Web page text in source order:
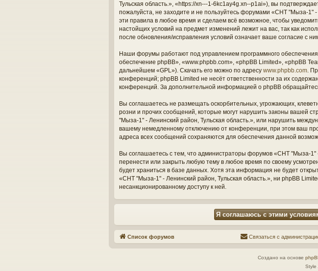
Тульская область.», «https://xn---1-6kc1ay4g.xn--p1ai»), вы
пожалуйста, не заходите и не пользуйтесь форумами «СНТ "Мыза-1"
эти правила в любое время и сделаем всё возможное, чтобы
настойщих условий на предмет изменений лежит на вас, так как
после обновления/исправления условий означает ваше согласие с
Наши форумы работают под управлением программного
обеспечение phpBB», «www.phpbb.com», «phpBB Limited», «phpBB
дальнейшем «GPL»). Скачать его можно по адресу www.phpbb.com.
конференций; phpBB Limited не несёт ответственности за их
конференций. За дополнительной информацией о phpBB
Вы соглашаетесь не размещать оскорбительных, угрожающих,
розни и прочих сообщений, которые могут нарушить законы вашей
"Мыза-1" - Ленинский район, Тульская область.», или нарушить
вашему немедленному отключению от конференции, при этом ваш
адреса всех сообщений сохраняются для обеспечения данной
Вы соглашаетесь с тем, что администраторы форумов «СНТ "Мыза-1"
перенести или закрыть любую тему в любое время по своему
будет храниться в базе данных. Хотя эта информация не будет
«СНТ "Мыза-1" - Ленинский район, Тульская область.», ни phpBB
несанкционированному доступу к ней.
Список форумов Связаться с
Создано на основе
Style